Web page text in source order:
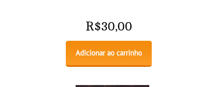
R$30,00
Adicionar ao carrinho